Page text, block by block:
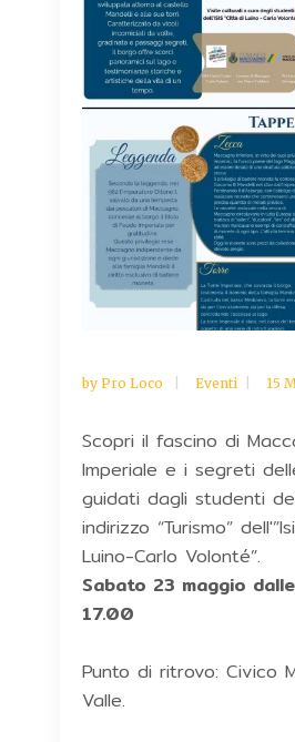
by Pro Loco Eventi 15
Scopri il fascino di
Imperiale e i segreti
guidati dagli studenti
indirizzo “Turismo”
Luino-Carlo Volonté”.
Sabato 23 maggio
17.00
Punto di ritrovo: Civico
Valle.